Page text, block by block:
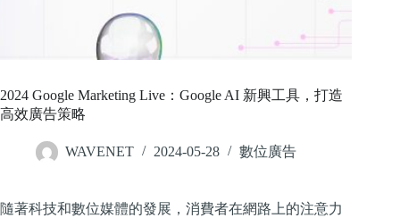
2024 Google Marketing Live：Google AI 新興工具，打造
高效廣告策略
WAVENET 2024-05-28 數位廣告
隨著科技和數位媒體的發展，消費者在網路上的注意力